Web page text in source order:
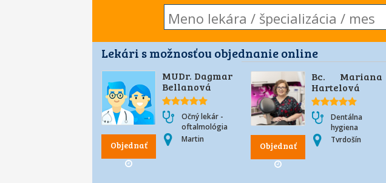
Lekári s možnosťou objednanie online
Objednať
MUDr. Dagmar
Bellanová
Očný lekár -
oftalmológia
Martin
Objednať
Bc. Mariana
Hartelová
Dentálna
hygiena
Tvrdošín